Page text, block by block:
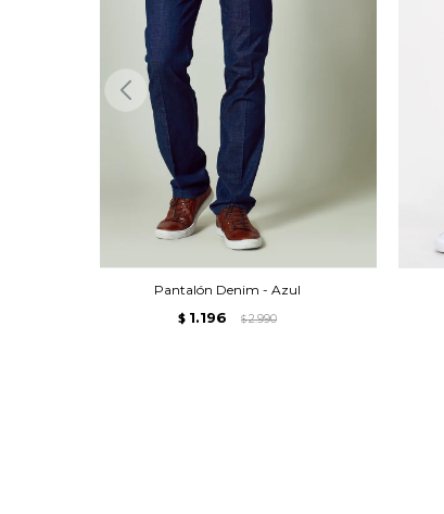
Pantalón Denim - Azul
$ 1.196 $ 2.990